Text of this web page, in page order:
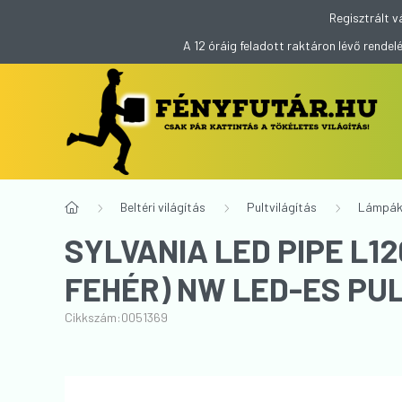
Regisztrált
A 12 óráig feladott raktáron lévő
Beltéri világítás Pultvilágítás Lámpák
SYLVANIA LED PIPE
FEHÉR) NW LED-ES
Cikkszám:0051369